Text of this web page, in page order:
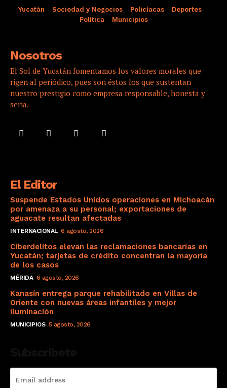
Yucatán Sociedad y Negocios Policíacas
Deportes
Política
Municipios
Nosotros
El Sol de Yucatán fomentamos los valores morales que
rigen al periódico, pues son éstos los que sustentan
nuestro prestigio como empresa responsable, honesta y
seria.
El Editor
Suspende Estados Unidos operaciones en Michoacán
por amenaza a su personal; exportaciones de
aguacate resultan afectadas
INTERNACIONAL 6 agosto, 2026
Ciberdelitos elevan las reclamaciones bancarias en
Yucatán; tarjetas de crédito concentran la mayoría
de los casos
MÉRIDA 6 agosto, 2026
Kanasín entrega parque rehabilitado en Villas de
Oriente con nuevas áreas infantiles y mejor
iluminación
MUNICIPIOS 5 agosto, 2026